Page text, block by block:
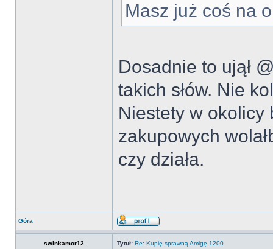
Masz już coś na
Dosadnie to ujął
takich słów. Nie
Niestety w okolicy
zakupowych
czy działa.
Góra
swinkamor12 Tytuł: Re: Kupię sprawną Amigę 1200